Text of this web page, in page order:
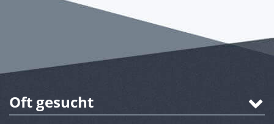
Oft gesucht